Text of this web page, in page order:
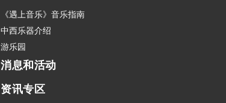
《遇上音乐》音乐指南
中西乐器介绍
游乐园
消息和活动
资讯专区